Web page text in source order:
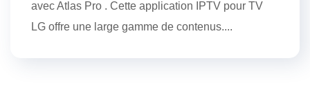
avec Atlas Pro . Cette application IPTV pour TV
LG offre une large gamme de contenus....